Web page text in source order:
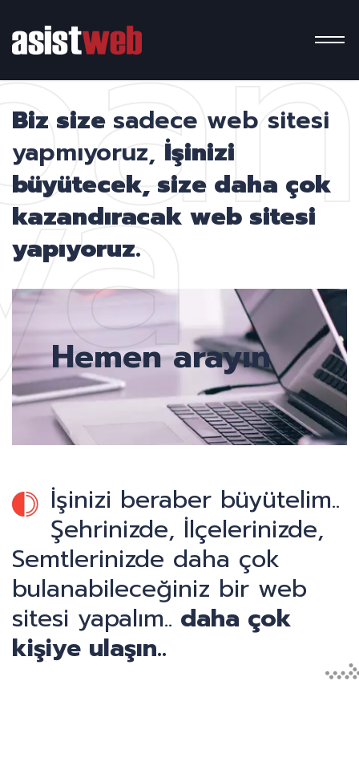
Biz size sadece web sitesi
yapmıyoruz, İşinizi
büyütecek, size daha çok
kazandıracak web sitesi
yapıyoruz.
Hemen arayın
İşinizi beraber büyütelim..
Şehrinizde, İlçelerinizde,
Semtlerinizde daha çok
bulanabileceğiniz bir web
sitesi yapalım.. daha çok
kişiye ulaşın..